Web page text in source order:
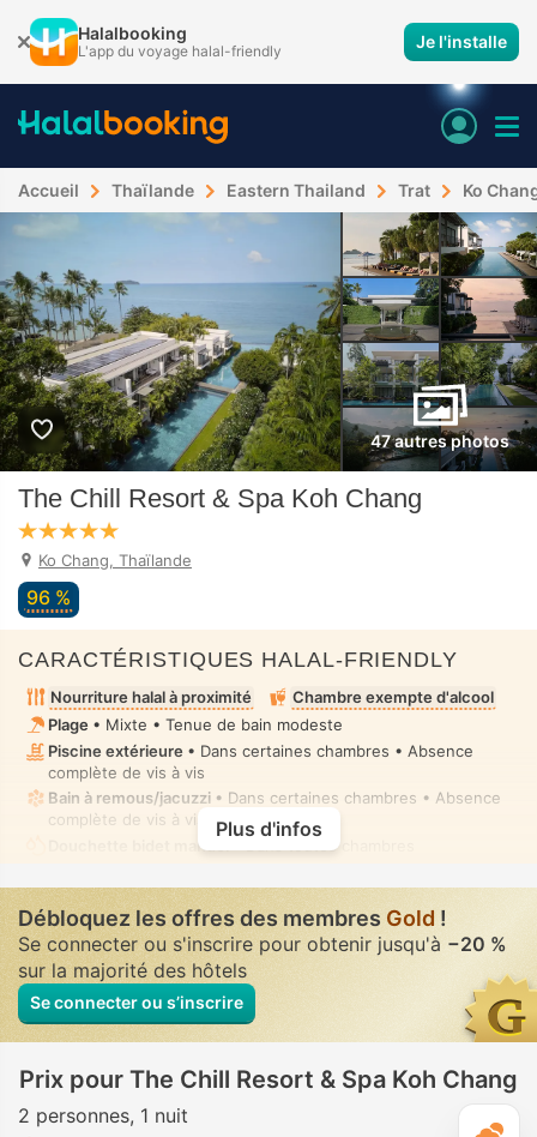
Halalbooking
L'app du voyage halal-friendly Je l'installe
Accueil Thaïlande Eastern Thailand Trat Ko
47 autres photos
The Chill Resort & Spa Koh Chang
Ko Chang, Thaïlande
96 %
CARACTÉRISTIQUES HALAL-FRIENDLY
Nourriture halal à proximité
Chambre exempte d'alcool
Plage • Mixte • Tenue de bain modeste
Piscine extérieure • Dans certaines chambres • Absence
complète de vis à vis
Bain à remous/jacuzzi • Dans certaines chambres • Absence
complète de vis à vis
Douchette bidet manuel
• Dans toutes chambres
Plus d'infos
Débloquez les offres des membres Gold !
Se connecter ou s'inscrire pour obtenir jusqu'à −20 %
sur la majorité des hôtels
Se connecter ou s’inscrire
Prix pour The Chill Resort & Spa Koh Chang
2 personnes 1 nuit